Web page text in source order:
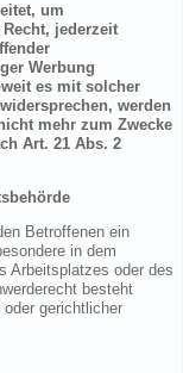
um
jederzeit
Werbung
es mit solcher
werden
mehr zum Zwecke
Art. 21 Abs. 2
Betroffenen ein
in dem
Arbeitsplatzes oder des
besteht
gerichtlicher